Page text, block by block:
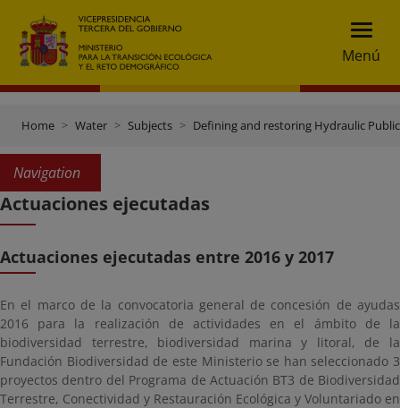
Menú
Home Water Subjects Defining and restoring Hydraulic
Navigation
Actuaciones ejecutadas
Actuaciones ejecutadas entre 2016 y 2017
En el marco de la convocatoria general de concesión de ayudas
2016 para la realización de actividades en el ámbito de la
biodiversidad terrestre, biodiversidad marina y litoral, de la
Fundación Biodiversidad de este Ministerio se han seleccionado 3
proyectos dentro del Programa de Actuación BT3 de Biodiversidad
Terrestre, Conectividad y Restauración Ecológica y Voluntariado en